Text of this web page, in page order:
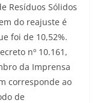
Resíduos Sólidos
do reajuste é
foi de 10,52%.
nº 10.161,
da Imprensa
corresponde ao
de